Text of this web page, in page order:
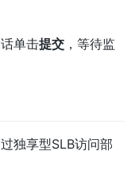
单击提交，等待监
独享型SLB访问部